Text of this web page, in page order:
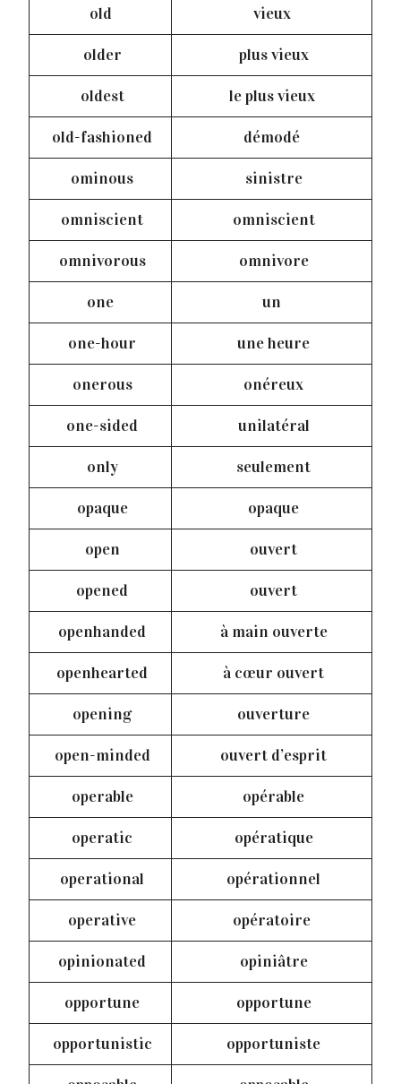
old vieux
older plus vieux
oldest le plus vieux
old-fashioned démodé
ominous sinistre
omniscient omniscient
omnivorous omnivore
one un
one-hour une heure
onerous onéreux
one-sided unilatéral
only seulement
opaque opaque
open ouvert
opened ouvert
openhanded à main ouverte
openhearted à cœur ouvert
opening ouverture
open-minded ouvert d’esprit
operable opérable
operatic opératique
operational opérationnel
operative opératoire
opinionated opiniâtre
opportune opportune
opportunistic opportuniste